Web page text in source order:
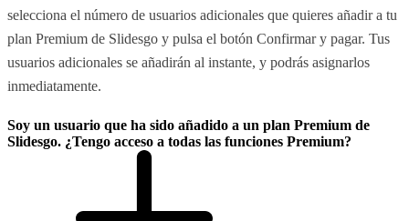
selecciona el número de usuarios adicionales que quieres añadir a tu
plan Premium de Slidesgo y pulsa el botón Confirmar y pagar. Tus
usuarios adicionales se añadirán al instante, y podrás asignarlos
inmediatamente.
Soy un usuario que ha sido añadido a un plan Premium de
Slidesgo. ¿Tengo acceso a todas las funciones Premium?